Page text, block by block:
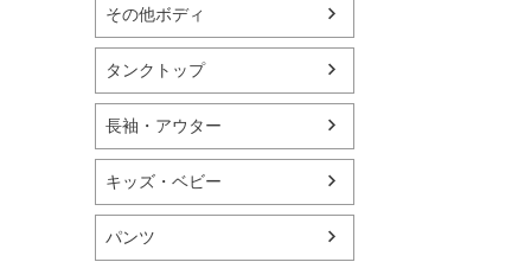
その他ボディ
タンクトップ
長袖・アウター
キッズ・ベビー
パンツ